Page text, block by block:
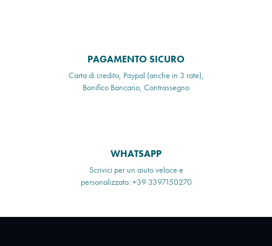
PAGAMENTO SICURO
Carta di credito, Paypal (anche in 3 rate),
Bonifico Bancario, Contrassegno
WHATSAPP
Scrivici per un aiuto veloce e
personalizzato: +39 3397150270